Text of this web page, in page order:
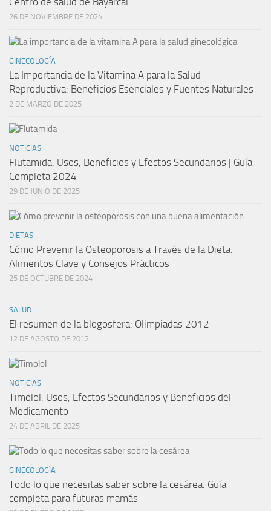
26 DE NOVIEMBRE DE 2024
GINECOLOGÍA
La Importancia de la Vitamina A para la Salud
Reproductiva: Beneficios Esenciales y Fuentes Naturales
2 DE MARZO DE 2025
NOTICIAS
Flutamida: Usos, Beneficios y Efectos Secundarios | Guía
Completa 2024
29 DE JUNIO DE 2025
DIETAS
Cómo Prevenir la Osteoporosis a Través de la Dieta:
Alimentos Clave y Consejos Prácticos
25 DE OCTUBRE DE 2024
SALUD
El resumen de la blogosfera: Olimpiadas 2012
12 DE AGOSTO DE 2012
NOTICIAS
Timolol: Usos, Efectos Secundarios y Beneficios del
Medicamento
24 DE ABRIL DE 2025
GINECOLOGÍA
Todo lo que necesitas saber sobre la cesárea: Guía
completa para futuras mamás